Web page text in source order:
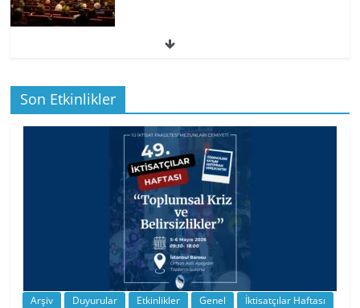
49. İktisatçılar Haftası | 1.…
BİZ İKTİSATLILAR: İÇİMİZDEN BİRİ PROF.
…
Son Etkinlikler
Arşiv Duyurular Etkinlikler Genel İktisatçılar Haftası